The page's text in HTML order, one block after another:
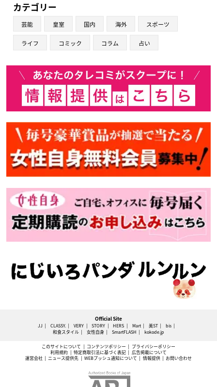
カテゴリー
芸能 皇室 国内 海外 スポーツ
ライフ コミック コラム 占い
Official Site
JJ CLASSY. VERY STORY HERS Mart 美ST
bis
和食スタイル
女性自身 SmartFLASH kokode.jp
このサイトについて コンテンツポリシー
プライバシーポリシー
利用規約
特定商取引法に基づく表記
広告掲載について
運営会社
ニュース提供先 WEBプッシュ通知について 情報提供 お問い合わせ